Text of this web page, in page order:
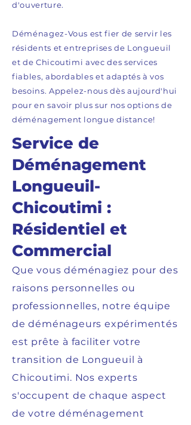
d'ouverture.
Déménagez-Vous est fier de servir les
résidents et entreprises de Longueuil
et de Chicoutimi avec des services
fiables, abordables et adaptés à vos
besoins. Appelez-nous dès aujourd'hui
pour en savoir plus sur nos options de
déménagement longue distance!
Service de
Déménagement
Longueuil-
Chicoutimi :
Résidentiel et
Commercial
Que vous déménagiez pour des
raisons personnelles ou
professionnelles, notre équipe
de déménageurs expérimentés
est prête à faciliter votre
transition de Longueuil à
Chicoutimi. Nos experts
s'occupent de chaque aspect
de votre déménagement